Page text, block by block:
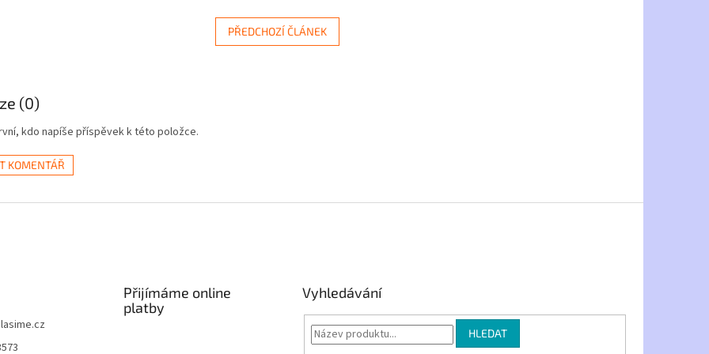
PŘEDCHOZÍ ČLÁNEK
(0)
kdo napíše příspěvek k této položce.
KOMENTÁŘ
Přijímáme online
platby
Vyhledávání
HLEDAT